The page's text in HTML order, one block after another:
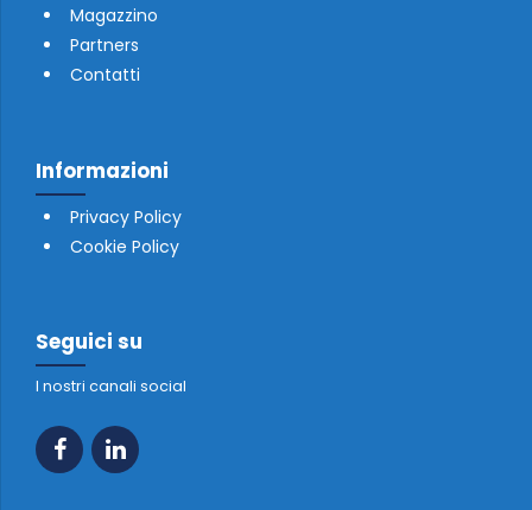
Magazzino
Partners
Contatti
Informazioni
Privacy Policy
Cookie Policy
Seguici su
I nostri canali social